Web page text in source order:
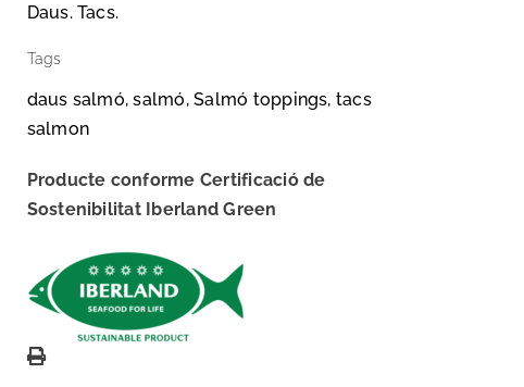
Daus. Tacs.
Tags
daus salmó, salmó, Salmó toppings, tacs
salmon
Producte conforme Certificació de
Sostenibilitat Iberland Green